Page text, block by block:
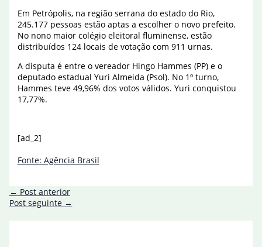
Em Petrópolis, na região serrana do estado do Rio,
245.177 pessoas estão aptas a escolher o novo prefeito.
No nono maior colégio eleitoral fluminense, estão
distribuídos 124 locais de votação com 911 urnas.
A disputa é entre o vereador Hingo Hammes (PP) e o
deputado estadual Yuri Almeida (Psol). No 1º turno,
Hammes teve 49,96% dos votos válidos. Yuri conquistou
17,77%.
[ad_2]
Fonte: Agência Brasil
← Post anterior
Post seguinte →